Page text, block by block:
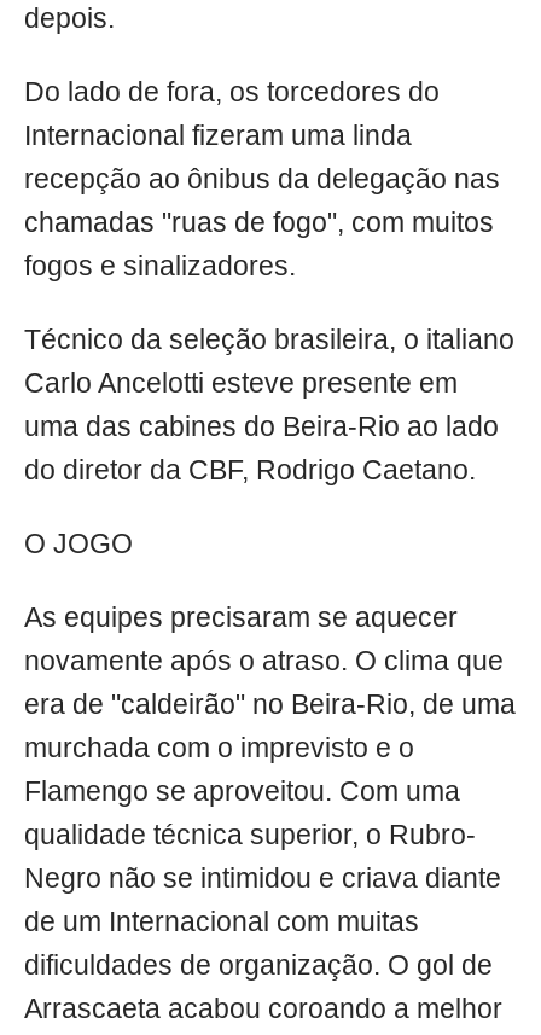
depois.
Do lado de fora, os torcedores do
Internacional fizeram uma linda
recepção ao ônibus da delegação nas
chamadas "ruas de fogo", com muitos
fogos e sinalizadores.
Técnico da seleção brasileira, o italiano
Carlo Ancelotti esteve presente em
uma das cabines do Beira-Rio ao lado
do diretor da CBF, Rodrigo Caetano.
O JOGO
As equipes precisaram se aquecer
novamente após o atraso. O clima que
era de "caldeirão" no Beira-Rio, de uma
murchada com o imprevisto e o
Flamengo se aproveitou. Com uma
qualidade técnica superior, o Rubro-
Negro não se intimidou e criava diante
de um Internacional com muitas
dificuldades de organização. O gol de
Arrascaeta acabou coroando a melhor